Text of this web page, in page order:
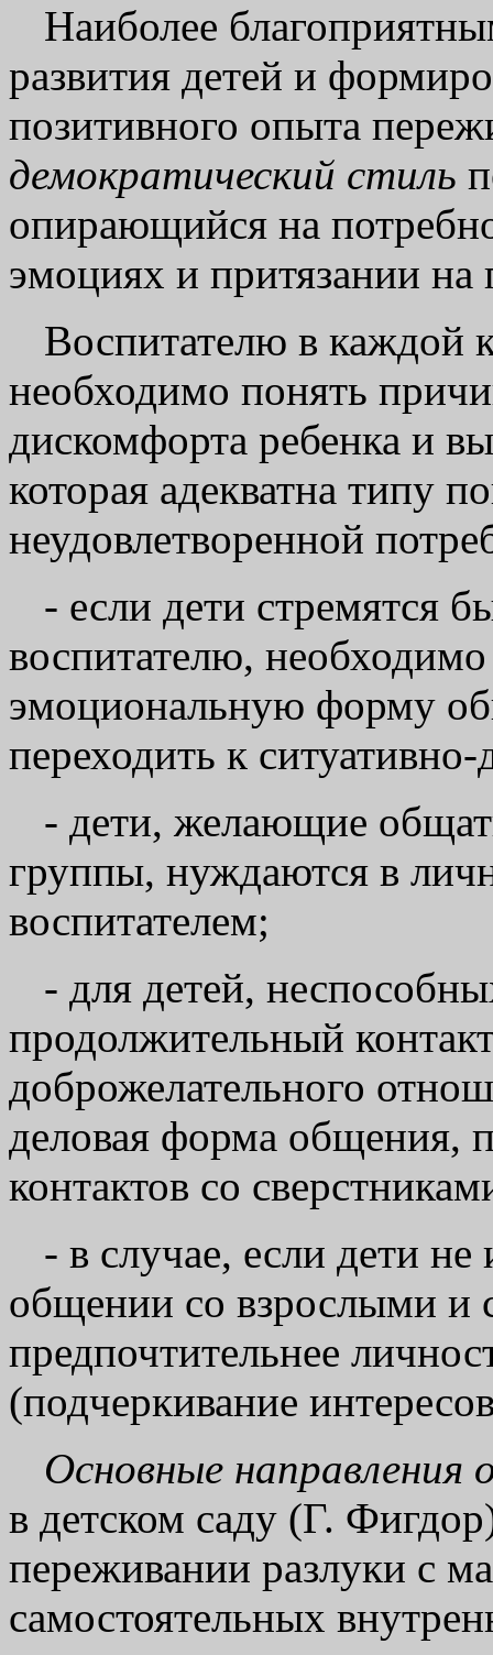
Наиболее
развития детей и
позитивного опыта
демократический стиль
опирающийся на
эмоциях и притязании на
Воспитателю в каждой
необходимо понять
дискомфорта ребенка и
которая адекватна типу
неудовлетворенной
- если дети стремятся
воспитателю,
эмоциональную форму
переходить к
- дети, желающие
группы, нуждаются в
воспитателем;
- для детей,
продолжительный
доброжелательного
деловая форма общения,
контактов со
- в случае, если дети
общении со взрослыми и
предпочтительнее
(подчеркивание
Основные направления
в детском саду (Г.
переживании разлуки с
самостоятельных